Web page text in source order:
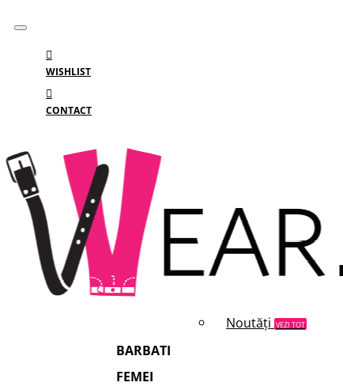
WISHLIST
CONTACT
Meniu
MENIU
Categorii
Branduri
Noutăți VEZI TOT
BARBATI
FEMEI